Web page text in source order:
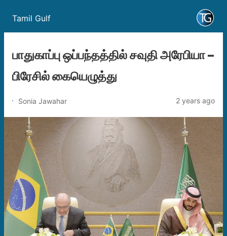
Tamil Gulf
பாதுகாப்பு ஒப்பந்தத்தில் சவுதி அரேபியா –
பிரேசில் கையெழுத்து
Sonia Jawahar 2 years ago